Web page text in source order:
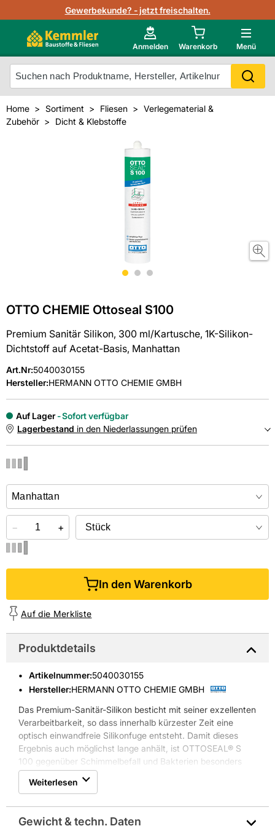
Gewerbekunde? - jetzt freischalten.
Anmelden Warenkorb Menü
Lagerbestand in Echtzeit
Nutzerverwaltung
Photovoltaik Konfigurator
Projektlisten
Technische Daten & Merkblätter
Neu im Onlineshop?
Mein Konto
Meistverkaufte Produkte
Home Sortiment Fliesen
Verlegematerial &
Zubehör
Dicht & Klebstoffe
OTTO CHEMIE Ottoseal S100
Premium Sanitär Silikon, 300 ml/Kartusche, 1K-Silikon-
Dichtstoff auf Acetat-Basis, Manhattan
Art.Nr:5040030155
Hersteller:HERMANN OTTO CHEMIE GMBH
Auf Lager
Sofort verfügbar
Lagerbestand in den Niederlassungen prüfen
Online kaufen &
− +
In den Warenkorb
Auf die Merkliste
Produktdetails
Artikelnummer:5040030155
Hersteller:HERMANN OTTO CHEMIE GMBH
Das Premium-Sanitär-Silikon besticht mit seiner exzellenten
Verarbeitbarkeit, so dass innerhalb kürzester Zeit eine
optisch einwandfreie Silikonfuge entsteht. Damit dieses
Ergebnis auch möglichst lange anhält, ist OTTOSEAL® S
100 gegenüber Schimmelbefall und Bakterien besonders
widerstandsfähig und besitzt eine sehr gute Witterungs-,
Alterungs- und UV-Beständigkeit. Durch die Verfügbarkeit
Weiterlesen
Gewicht & techn. Daten